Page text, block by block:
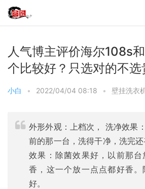
人气博主评价海尔108s
个比较好？只选对的不选
小白 • 2022/04/04 08:18 • 壁挂洗衣
外形外观：上档次， 洗净效果
前的那一台，洗得干净，洗完
效果：除菌效果好，以前那
香，这一个放一点点都好香
好。